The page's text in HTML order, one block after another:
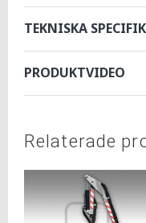
TEKNISKA
PRODUKTVIDEO
Relaterade